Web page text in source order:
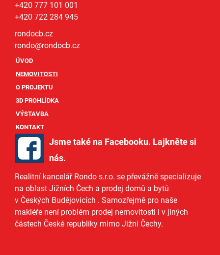
+420 777 101 001
+420 722 284 945
rondocb.cz
rondo@rondocb.cz
ÚVOD
NEMOVITOSTI
O PROJEKTU
3D PROHLÍDKA
VÝSTAVBA
KONTAKT
Jsme také na Facebooku. Lajkněte si
nás.
Realitní kancelář Rondo s.r.o. se převážně specializuje
na oblast Jižních Čech a prodej domů a bytů
v Českých Budějovicích . Samozřejmě pro naše
makléře není problém prodej nemovitosti i v jiných
částech České republiky mimo Jižní Čechy.